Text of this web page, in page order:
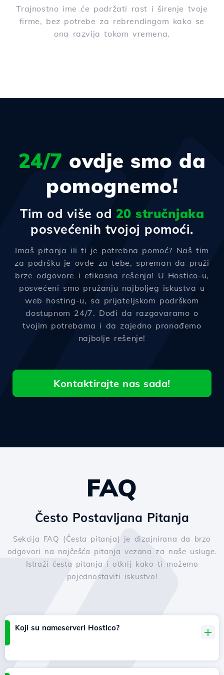
Trajnostno ime će podržati rast i širenje tvoje
firme, bez potrebe za rebrendingom kako se
ona razvija tokom vremena.
24/7 ovdje smo da
pomognemo!
Tim od više od 20 stručnjaka
posvećenih tvojoj pomoći.
Imaš pitanja ili ti je potrebna pomoć? Naš tim
za podršku je ovde za tebe, spreman da pruži
brze odgovore i efikasna rešenja! U Hostico-u,
posvećeni smo pružanju najboljeg iskustva u
web hosting-u, sa prijateljskom podrškom
dostupnom 24/7. Dođi da razgovaramo o
tvojim potrebama i da zajedno pronađemo
najbolje rešenje!
Kontaktirajte nas sada!
FAQ
Često Postavljana Pitanja
Sekcija FAQ (Česta pitanja) je dizajnirana da brzo
odgovori na najčešća pitanja vezana za naše usluge.
Istraži česta pitanja i otkrij kako ti možemo
pojednostaviti iskustvo!
Koji su nameserveri Hostico?